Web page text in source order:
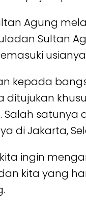
Agung
Sultan
usianya
kepada
ditujukan
satunya
di Jakarta,
ingin
kita yang